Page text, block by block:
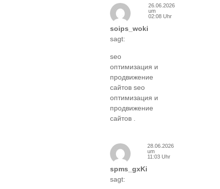
soips_woki
sagt:
26.06.2026
um
02:08 Uhr
seo
оптимизация и
продвижение
сайтов seo
оптимизация и
продвижение
сайтов .
spms_gxKi
sagt:
28.06.2026
um
11:03 Uhr